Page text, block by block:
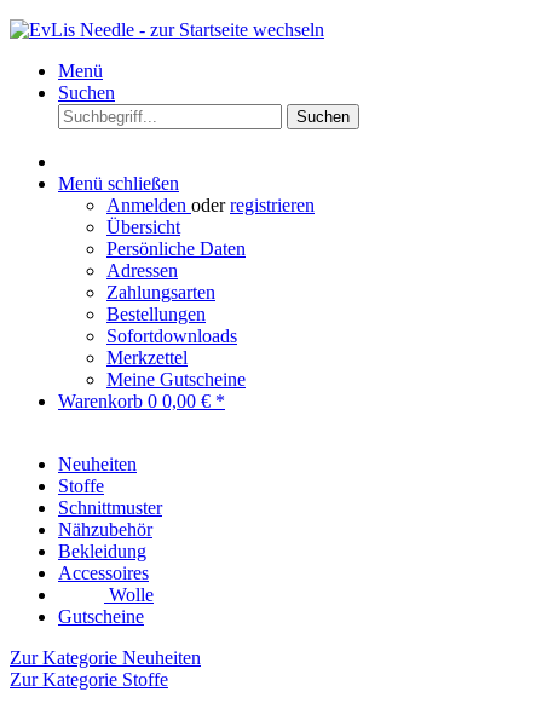
Menü
Suchen
Suchen
Menü schließen
Anmelden oderregistrieren
Übersicht
Persönliche Daten
Adressen
Zahlungsarten
Bestellungen
Sofortdownloads
Merkzettel
Meine Gutscheine
Warenkorb 0 0,00 € *
Neuheiten
Stoffe
Schnittmuster
Nähzubehör
Bekleidung
Accessoires
Wolle
Gutscheine
Zur Kategorie Neuheiten
Zur Kategorie Stoffe